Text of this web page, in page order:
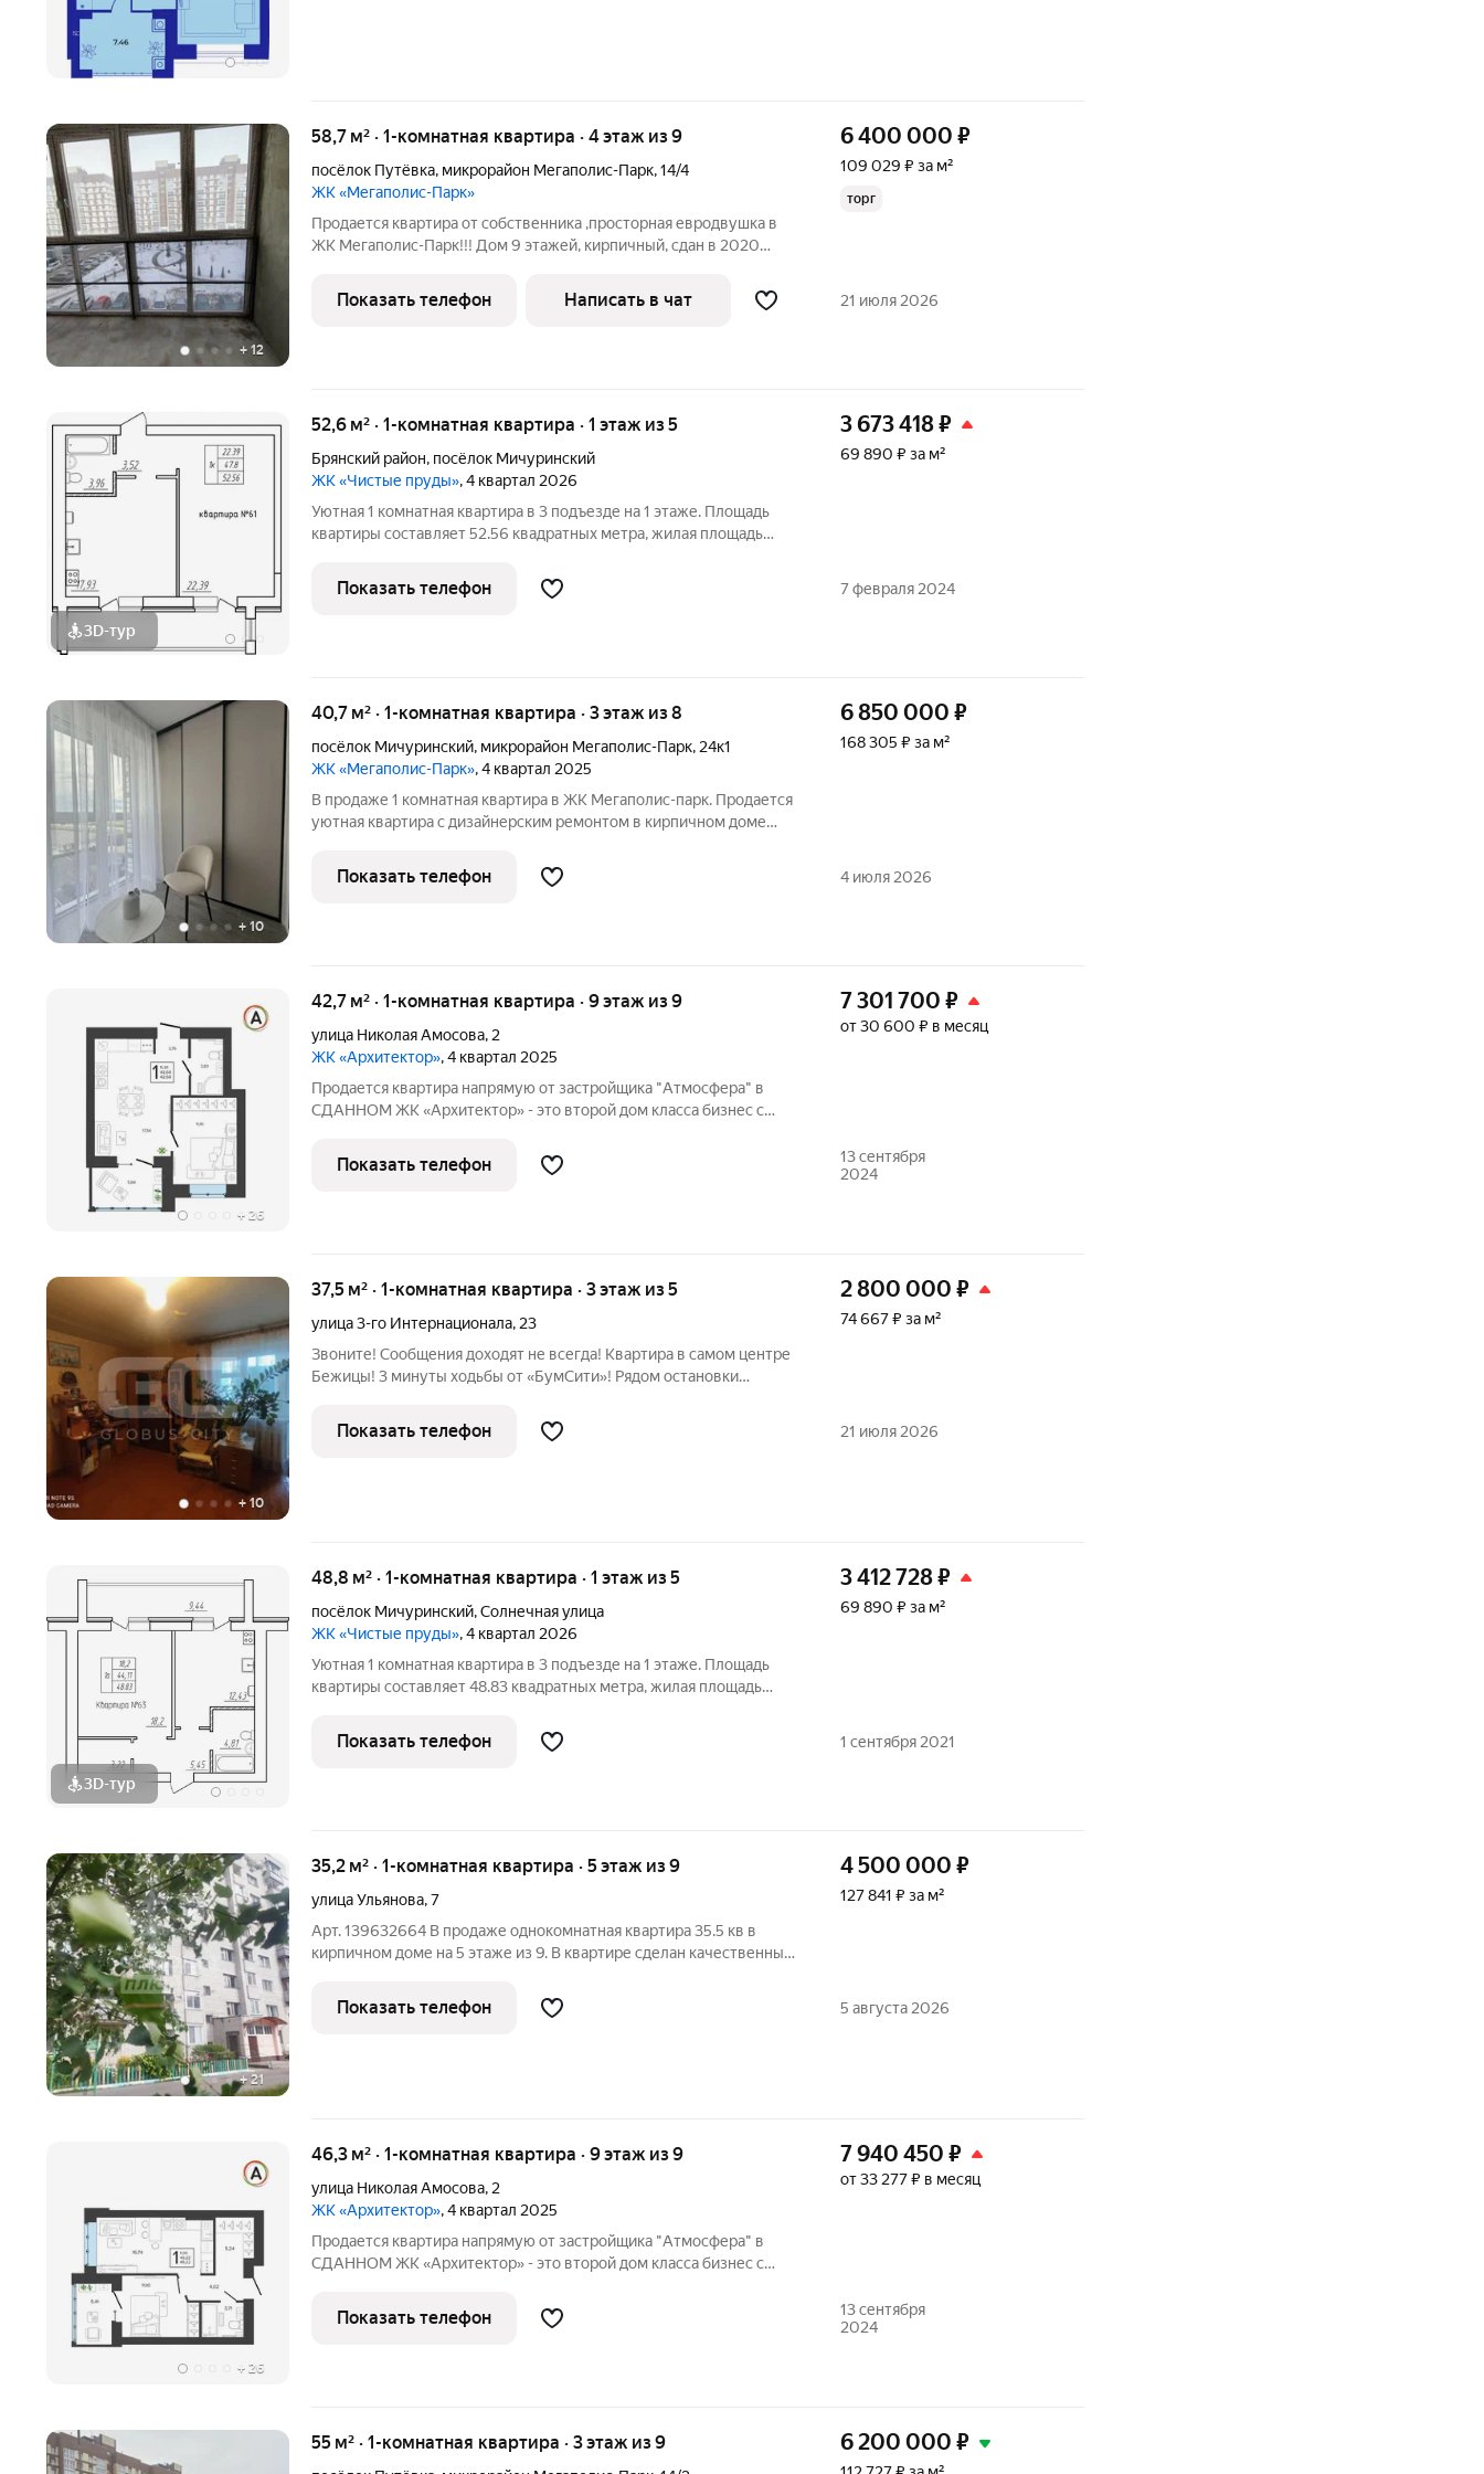
+ 12
58,7 м² · 1-комнатная квартира · 4 этаж из 9
посёлок Путёвка, микрорайон Мегаполис-Парк,14/4
ЖК «Мегаполис-Парк»
Продается квартира от собственника ,просторная евродвушка в
ЖК Мегаполис-Парк!!! Дом 9 этажей, кирпичный, сдан в 2020
территория Удачная планировка квартиры: большая кухня-
гостиная с выходом
6 400 000 ₽
109 029 ₽ за м²
торг
Показать телефон Написать в чат 21 июля 2026
3D-тур
52,6 м² · 1-комнатная квартира · 1 этаж из 5
Брянский район, посёлок Мичуринский
ЖК «Чистые пруды», 4 квартал 2026
Уютная 1 комнатная квартира в 3 подъезде на 1 этаже. Площадь
квартиры составляет 52.56 квадратных метра, жилая площадь
площадь лоджии 9.52 квадратных метра. Дом оборудован лифтом.
3 673 418₽
69 890 ₽ за м²
Показать телефон 7 февраля 2024
+10
40,7 м² · 1-комнатная квартира · 3 этаж из 8
посёлок Мичуринский, микрорайон Мегаполис-Парк, 24к1
ЖК «Мегаполис-Парк», 4 квартал 2025
В продаже 1 комнатная квартира в ЖК Мегаполис-парк. Продается
уютная квартира с дизайнерским ремонтом в кирпичном доме
современным холодильником и встроенной техникой. В квартире
выполнен
6 850 000 ₽
168 305 ₽ за м²
Показать телефон 4 июля 2026
+ 26
42,7 м² · 1-комнатная квартира · 9 этаж из 9
улица Николая Амосова, 2
ЖК «Архитектор», 4 квартал 2025
Продается квартира напрямую от застройщика "Атмосфера" в
СДАННОМ ЖК «Архитектор» - это второй дом класса бизнес с
Амосова д. 2 ЖК «Архитектор» - главное архитектурное событие
Брянска. Этот
7 301 700 ₽
от 30 600 ₽ в месяц
Показать телефон
13 сентября
2024
+ 10
37,5 м² · 1-комнатная квартира · 3 этаж из 5
улица 3-го Интернационала, 23
Звоните! Сообщения доходят не всегда! Квартира в самом центре
Бежицы! 3 минуты ходьбы от «БумСити»! Рядом остановки
В шаговой доступности: магазины, аптеки, больница №1, детская
2 800 000 ₽
74 667 ₽ за м²
Показать телефон 21 июля 2026
3D-тур
48,8 м² · 1-комнатная квартира · 1 этаж из 5
посёлок Мичуринский,Солнечная улица
ЖК «Чистые пруды», 4 квартал 2026
Уютная 1 комнатная квартира в 3 подъезде на 1 этаже. Площадь
квартиры составляет 48.83 квадратных метра, жилая площадь
площадь лоджии 9.44 квадратных метра. Дом оборудован лифтом.
3 412 728₽
69 890 ₽ за м²
Показать телефон 1 сентября 2021
+ 21
35,2 м² · 1-комнатная квартира · 5 этаж из 9
улица Ульянова,7
Арт. 139632664 В продаже однокомнатная квартира 35.5 кв в
кирпичном доме на 5 этаже из 9. В квартире сделан качественный
Комната 16.9 кв правильной формы, просторная кухня 10.8 кв с
4 500 000 ₽
127 841 ₽ за м²
Показать телефон 5 августа 2026
+ 26
46,3 м² · 1-комнатная квартира · 9 этаж из 9
улица Николая Амосова, 2
ЖК «Архитектор», 4 квартал 2025
Продается квартира напрямую от застройщика "Атмосфера" в
СДАННОМ ЖК «Архитектор» - это второй дом класса бизнес с
Амосова д. 2 ЖК «Архитектор» - главное архитектурное событие
Брянска. Этот
7 940 450 ₽
от 33 277 ₽ в месяц
Показать телефон
13 сентября
2024
55 м² · 1-комнатная квартира · 3 этаж из 9 6 200 000 ₽